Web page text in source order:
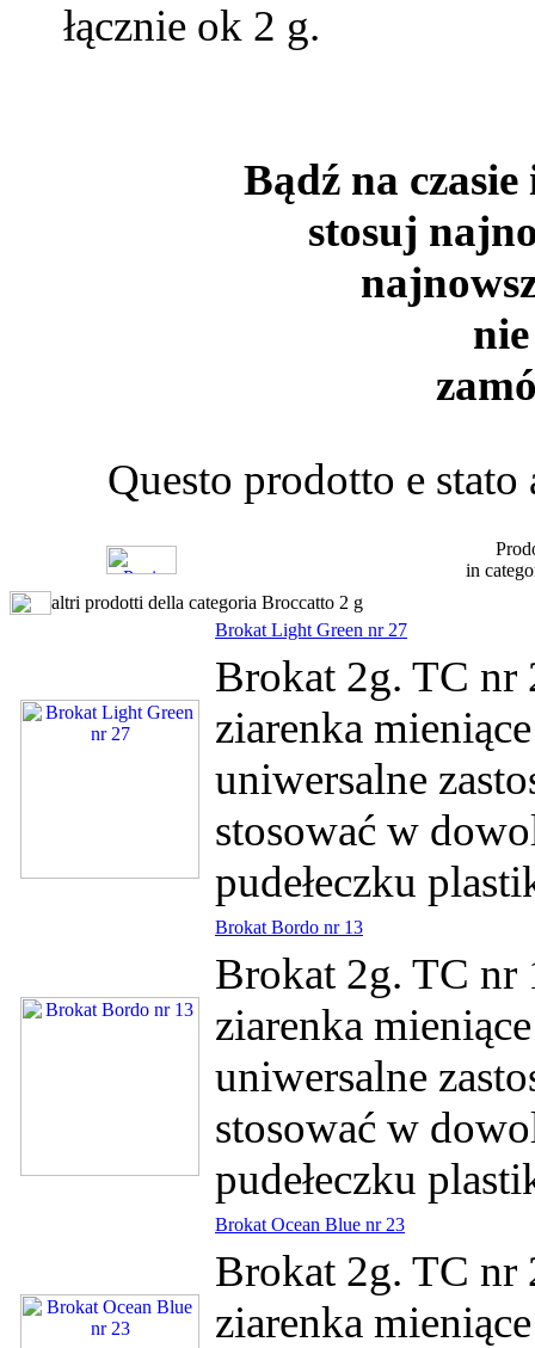
łącznie ok 2 g.
Bądź na
stosuj
Questo prodotto e
in
altri prodotti della categoria Broccatto 2 g
Brokat Light Green nr 27
Brokat 2g. TC nr
ziarenka
uniwersalne
stosować w
pudełeczku
Brokat Bordo nr 13
Brokat 2g. TC nr
ziarenka
uniwersalne
stosować w
pudełeczku
Brokat Ocean Blue nr 23
Brokat 2g. TC nr
ziarenka